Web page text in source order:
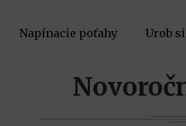
Napínacie poťahy Urob